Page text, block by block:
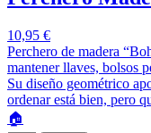
10,95 €
Perchero de madera
mantener llaves, bolsos
Su diseño geométrico
ordenar está bien, pero
🏠